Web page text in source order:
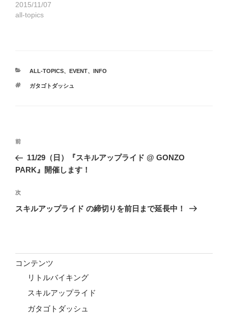
2015/11/07
all-topics
カ
ゴ
ALL-TOPICS、 EVENT、 INFO
タ
ガタゴトダッシュ
投
ナ
ゲ
ー
前
の
投
前
11/29（日）『スキルアップライド @ GONZO
PARK』開催します！
次
の
次
スキルアップライド の締切りを前日まで延長中！
コンテンツ
リトルバイキング
スキルアップライド
ガタゴトダッシュ